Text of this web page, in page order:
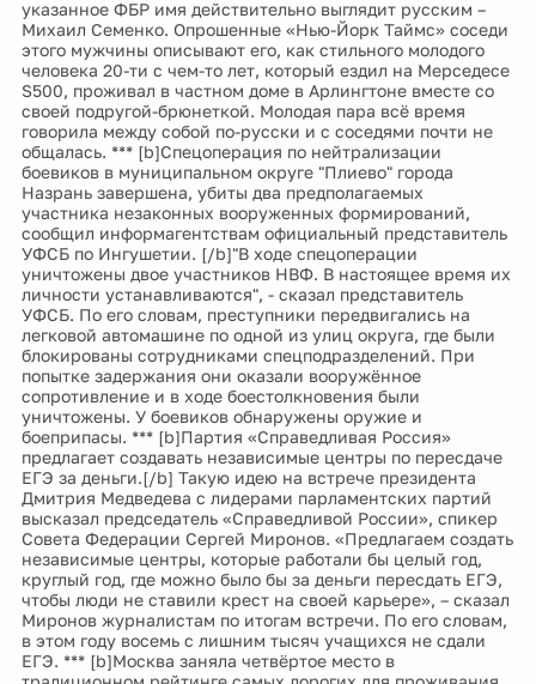
указанное ФБР имя действительно выглядит русским –
Михаил Семенко. Опрошенные «Нью-Йорк Таймс» соседи
этого мужчины описывают его, как стильного молодого
человека 20-ти с чем-то лет, который ездил на Мерседесе
S500, проживал в частном доме в Арлингтоне вместе со
своей подругой-брюнеткой. Молодая пара всё время
говорила между собой по-русски и с соседями почти не
общалась. *** [b]Спецоперация по нейтрализации
боевиков в муниципальном округе "Плиево" города
Назрань завершена, убиты два предполагаемых
участника незаконных вооруженных формирований,
сообщил информагентствам официальный представитель
УФСБ по Ингушетии. [/b]"В ходе спецоперации
уничтожены двое участников НВФ. В настоящее время их
личности устанавливаются", - сказал представитель
УФСБ. По его словам, преступники передвигались на
легковой автомашине по одной из улиц округа, где были
блокированы сотрудниками спецподразделений. При
попытке задержания они оказали вооружённое
сопротивление и в ходе боестолкновения были
уничтожены. У боевиков обнаружены оружие и
боеприпасы. *** [b]Партия «Справедливая Россия»
предлагает создавать независимые центры по пересдаче
ЕГЭ за деньги.[/b] Такую идею на встрече президента
Дмитрия Медведева с лидерами парламентских партий
высказал председатель «Справедливой России», спикер
Совета Федерации Сергей Миронов. «Предлагаем создать
независимые центры, которые работали бы целый год,
круглый год, где можно было бы за деньги пересдать ЕГЭ,
чтобы люди не ставили крест на своей карьере», – сказал
Миронов журналистам по итогам встречи. По его словам,
в этом году восемь с лишним тысяч учащихся не сдали
ЕГЭ. *** [b]Москва заняла четвёртое место в